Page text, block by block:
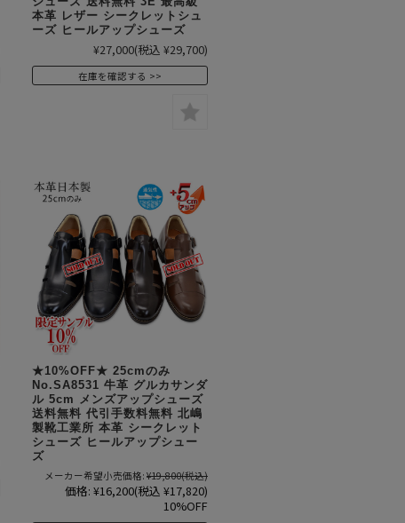
本革 レザー シークレットシュ
ーズ ヒールアップシューズ
¥27,000(税込 ¥29,700)
在庫を確認する
★10%OFF★ 25cmのみ
No.SA8531 牛革 グルカサンダ
ル 5cm メンズアップシューズ
送料無料 代引手数料無料 北嶋
製靴工業所 本革 シークレット
シューズ ヒールアップシュー
ズ
メーカー希望小売価格: ¥19,800(税込)
価格: ¥16,200(税込 ¥17,820)
10%OFF